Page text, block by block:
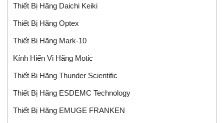
Thiết Bị Hãng Daichi Keiki
Thiết Bị Hãng Optex
Thiết Bị Hãng Mark-10
Kính Hiển Vi Hãng Motic
Thiết Bị Hãng Thunder Scientific
Thiết Bị Hãng ESDEMC Technology
Thiết Bị Hãng EMUGE FRANKEN